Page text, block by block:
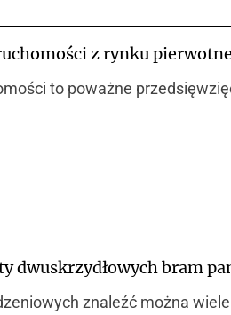
z rynku
to poważne
dwuskrzydłowych bram
znaleźć można